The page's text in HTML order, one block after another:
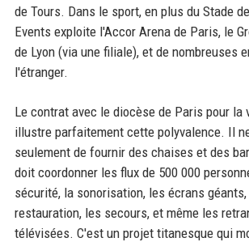
de Tours. Dans le sport, en plus du Stade
Events exploite l'Accor Arena de Paris, le
de Lyon (via une filiale), et de nombreuses
l'étranger.
Le contrat avec le diocèse de Paris pour la
illustre parfaitement cette polyvalence. Il
seulement de fournir des chaises et des
doit coordonner les flux de 500 000
sécurité, la sonorisation, les écrans
restauration, les secours, et même les
télévisées. C'est un projet titanesque qui